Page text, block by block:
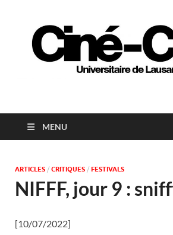
Ciné-club
de Lausanne
MENU
ARTICLES / CRITIQUES / FESTIVALS
NIFFF, jour 9 :
[10/07/2022]